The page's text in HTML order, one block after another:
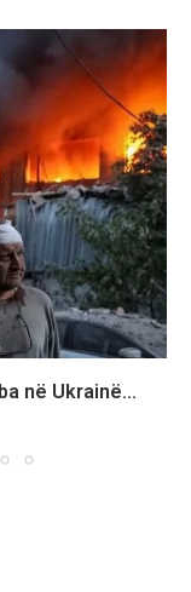
në Ukrainë...